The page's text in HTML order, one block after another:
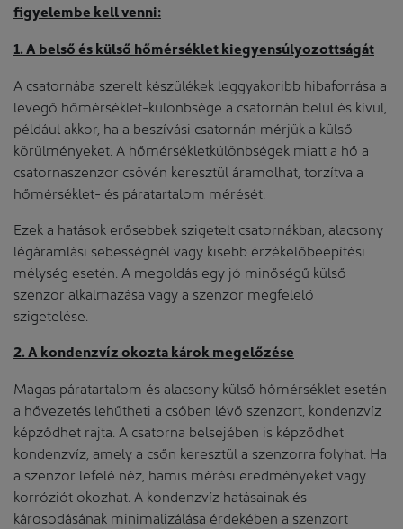
figyelembe kell venni:
1. A belső és külső hőmérséklet kiegyensúlyozottságát
A csatornába szerelt készülékek leggyakoribb hibaforrása a
levegő hőmérséklet-különbsége a csatornán belül és kívül,
például akkor, ha a beszívási csatornán mérjük a külső
körülményeket. A hőmérsékletkülönbségek miatt a hő a
csatornaszenzor csövén keresztül áramolhat, torzítva a
hőmérséklet- és páratartalom mérését.
Ezek a hatások erősebbek szigetelt csatornákban, alacsony
légáramlási sebességnél vagy kisebb érzékelőbeépítési
mélység esetén. A megoldás egy jó minőségű külső
szenzor alkalmazása vagy a szenzor megfelelő
szigetelése.
2. A kondenzvíz okozta károk megelőzése
Magas páratartalom és alacsony külső hőmérséklet esetén
a hővezetés lehűtheti a csőben lévő szenzort, kondenzvíz
képződhet rajta. A csatorna belsejében is képződhet
kondenzvíz, amely a csőn keresztül a szenzorra folyhat. Ha
a szenzor lefelé néz, hamis mérési eredményeket vagy
korróziót okozhat. A kondenzvíz hatásainak és
károsodásának minimalizálása érdekében a szenzort